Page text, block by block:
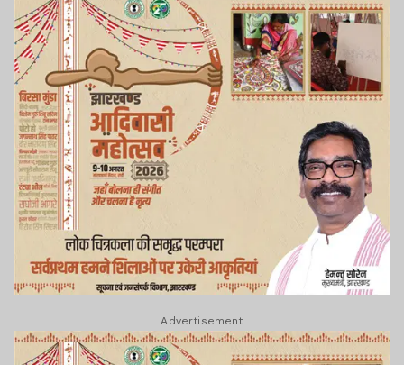
Advertisement